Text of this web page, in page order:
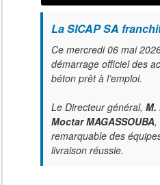
La SICAP SA
Ce mercredi 06 mai
démarrage officiel des
béton prêt à l’emploi.
Le Directeur général, M.
Moctar MAGASSOUBA,
remarquable des
livraison réussie.